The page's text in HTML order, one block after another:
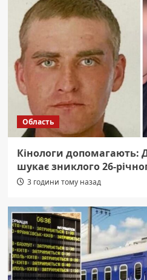
Область
Кінологи допомагають:
шукає зниклого 26-
3 години тому назад